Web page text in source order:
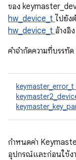
ของ
hw_device_t ไปยัง
hw_device_t อ้างอิ
คําจํากัดความที่บรรทัด
keymaster_error_t
กำหนดค่า
อุปกรณ์และก่อนใช้ง